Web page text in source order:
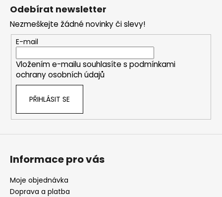
p
r
v
k
y
u
í
Odebírat newsletter
Nezmeškejte žádné novinky či slevy!
E-mail
Vložením e-mailu souhlasíte s podmínkami
ochrany osobních údajů
PŘIHLÁSIT SE
Informace pro vás
Moje objednávka
Doprava a platba